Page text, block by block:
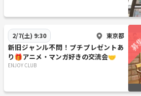
2/7(土) 9:30 東京都
新旧ジャンル不問！プチプレゼントあ
り🎁アニメ・マンガ好きの交流会🤝
ENJOY CLUB